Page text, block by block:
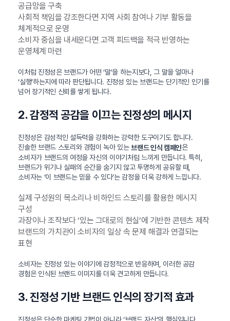
공급망을 구축
사회적 책임을 강조한다면 지역 사회 참여나 기부 활동을
체계적으로 운영
소비자 중심을 내세운다면 고객 피드백을 적극 반영하는
운영체계 마련
이처럼 진정성은 브랜드가 어떤 ‘말’을 하는지보다, 그 말을 얼마나
‘실행’하는지에 따라 판단됩니다. 진정성 있는 브랜드는 단기적인 인기를
넘어 장기적인 신뢰를 쌓게 됩니다.
2. 감정적 공감을 이끄는 진정성의 메시지
진정성은 감성적인 설득력을 강화하는 강력한 도구이기도 합니다.
진솔한 브랜드 스토리와 경험이 녹아 있는 브랜드 인식 캠페인은
소비자가 브랜드의 여정을 자신의 이야기처럼 느끼게 만듭니다. 특히,
브랜드가 위기나 실패의 순간을 숨기지 않고 투명하게 공유할 때,
소비자는 ‘이 브랜드는 믿을 수 있다’는 감정을 더욱 강하게 느낍니다.
실제 구성원의 목소리나 비하인드 스토리를 활용한 메시지
구성
과장이나 조작보다 ‘있는 그대로의 현실’에 기반한 콘텐츠 제작
브랜드의 가치관이 소비자의 일상 속 문제 해결과 연결되는
표현
소비자는 진정성 있는 이야기에 감정적으로 반응하며, 이러한 공감
경험은 인식된 브랜드 이미지를 더욱 견고하게 만듭니다.
3. 진정성 기반 브랜드 인식의 장기적 효과
진정성은 단순한 마케팅 기법이 아니라 ‘브랜드 자산’의 핵심입니다.